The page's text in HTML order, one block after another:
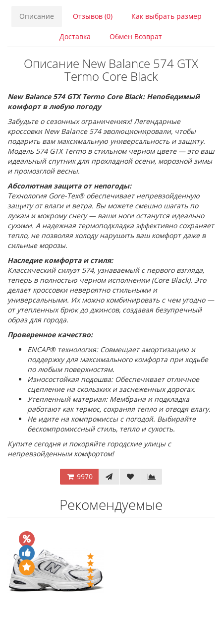
Описание Отзывов (0) Как выбрать размер
Доставка Обмен Возврат
Описание New Balance 574 GTX
Termo Core Black
New Balance 574 GTX Termo Core Black: Непобедимый
комфорт в любую погоду
Забудьте о сезонных ограничениях! Легендарные
кроссовки New Balance 574 эволюционировали, чтобы
подарить вам максимальную универсальность и защиту.
Модель 574 GTX Termo в стильном черном цвете — это ваш
идеальный спутник для прохладной осени, морозной зимы
и промозглой весны.
Абсолютная защита от непогоды:
Технология Gore-Tex® обеспечивает непревзойденную
защиту от влаги и ветра. Вы можете смешно шагать по
лужам и мокрому снегу — ваши ноги останутся идеально
сухими. А надежная термоподкладка эффективно сохраняет
тепло, не позволяя холоду нарушить ваш комфорт даже в
сильные морозы.
Наследие комфорта и стиля:
Классический силуэт 574, узнаваемый с первого взгляда,
теперь в полностью черном исполнении (Core Black). Это
делает кроссовки невероятно стильными и
универсальными. Их можно комбинировать с чем угодно —
от утепленных брюк до джинсов, создавая безупречный
образ для города.
Проверенное качество:
ENCAP® технология: Совмещает амортизацию и
поддержку для максимального комфорта при ходьбе
по любым поверхностям.
Износостойкая подошва: Обеспечивает отличное
сцепление на скользких и заснеженных дорогах.
Утепленный материал: Мембрана и подкладка
работают как термос, сохраняя тепло и отводя влагу.
Не идите на компромиссы с погодой. Выбирайте
бескомпромиссный стиль, тепло и сухость.
Купите сегодня и покоряйте городские улицы с
непревзойденным комфортом!
9970
Рекомендуемые